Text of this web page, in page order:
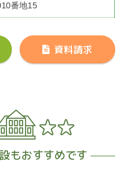
番地15
資料請求
もおすすめです